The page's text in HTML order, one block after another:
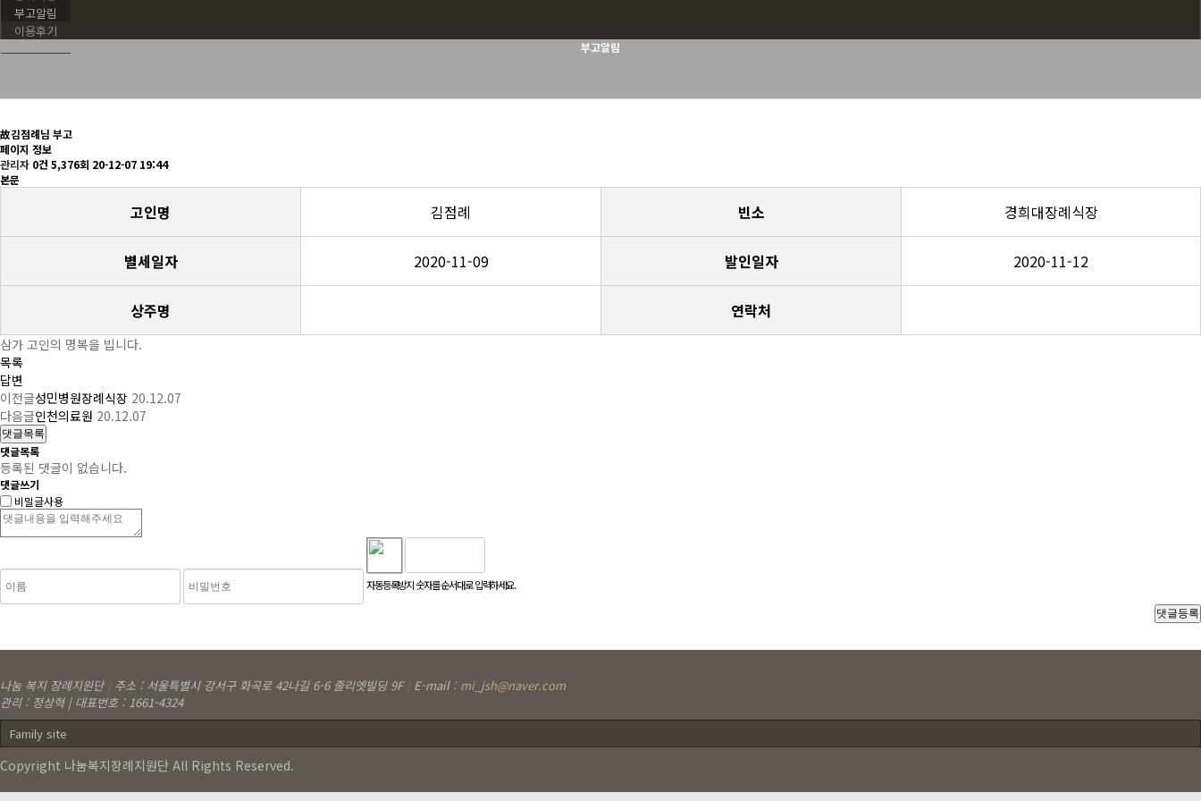
부고알림
이용후기
부고알림
故김점례님 부고
페이지 정보
관리자 0건 5,376회 20-12-07 19:44
본문
고인명 김점례 빈소 경희대장례식장
별세일자 2020-11-09 발인일자 2020-11-12
상주명 연락처
삼가 고인의 명복을 빕니다.
목록
답변
이전글성민병원장례식장 20.12.07
다음글인천의료원 20.12.07
댓글목록
댓글목록
등록된 댓글이 없습니다.
댓글쓰기
비밀글사용
자동등록방지 숫자를 순서대로 입력하세요.
나눔 복지 장례지원단 | 주소 : 서울특별시 강서구 화곡로 42나길 6-6 줄리엣빌딩 9F | E-mail : mi_jsh@naver.com
관리 : 정상혁 | 대표번호 : 1661-4324
Family site
Copyright 나눔복지장례지원단 All Rights Reserved.